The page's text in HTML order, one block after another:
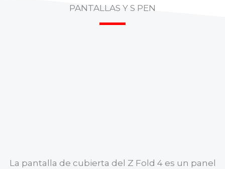
PANTALLAS Y S PEN
La pantalla de cubierta del Z Fold 4 es un panel